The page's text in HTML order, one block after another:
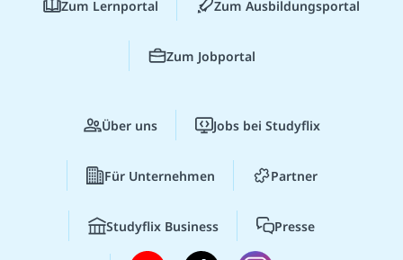
Zum Lernportal Zum Ausbildungsportal
Zum Jobportal
Über uns Jobs bei Studyflix
Für Unternehmen Partner
Studyflix Business Presse